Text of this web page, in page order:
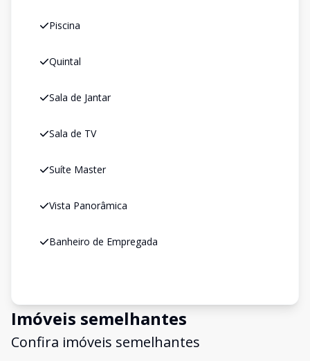
Piscina
Quintal
Sala de Jantar
Sala de TV
Suíte Master
Vista Panorâmica
Banheiro de Empregada
Imóveis semelhantes
Confira imóveis semelhantes